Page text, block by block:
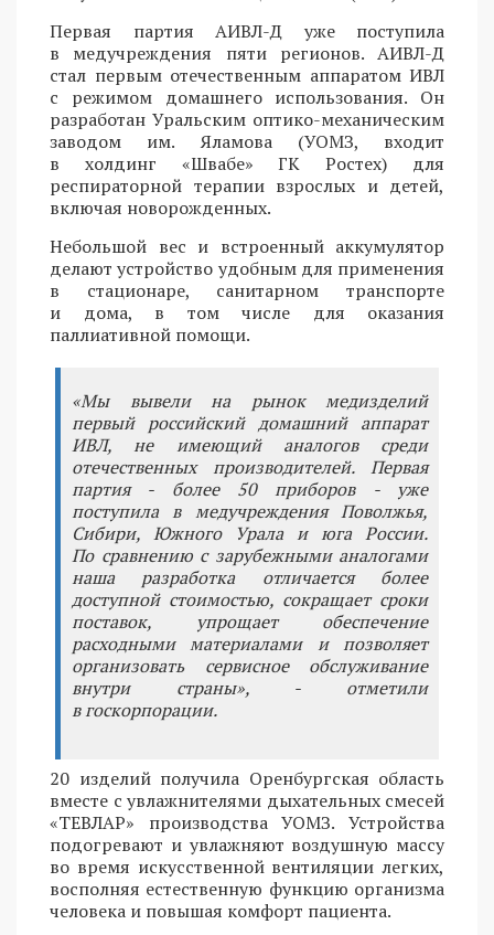
Первая партия АИВЛ-Д уже поступила
в медучреждения пяти регионов. АИВЛ-Д
стал первым отечественным аппаратом ИВЛ
с режимом домашнего использования. Он
разработан Уральским оптико-механическим
заводом им. Яламова (УОМЗ, входит
в холдинг «Швабе» ГК Ростех) для
респираторной терапии взрослых и детей,
включая новорожденных.
Небольшой вес и встроенный аккумулятор
делают устройство удобным для применения
в стационаре, санитарном транспорте
и дома, в том числе для оказания
паллиативной помощи.
«Мы вывели на рынок медизделий
первый российский домашний аппарат
ИВЛ, не имеющий аналогов среди
отечественных производителей. Первая
партия - более 50 приборов - уже
поступила в медучреждения Поволжья,
Сибири, Южного Урала и юга России.
По сравнению с зарубежными аналогами
наша разработка отличается более
доступной стоимостью, сокращает сроки
поставок, упрощает обеспечение
расходными материалами и позволяет
организовать сервисное обслуживание
внутри страны», - отметили
в госкорпорации.
20 изделий получила Оренбургская область
вместе с увлажнителями дыхательных смесей
«ТЕВЛАР» производства УОМЗ. Устройства
подогревают и увлажняют воздушную массу
во время искусственной вентиляции легких,
восполняя естественную функцию организма
человека и повышая комфорт пациента.